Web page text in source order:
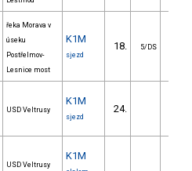
řeka Morava v
úseku
Postřelmov-
Lesnice most
K1M
sjezd
18. 5/DS
USD Veltrusy
K1M
sjezd
24.
USD Veltrusy
K1M